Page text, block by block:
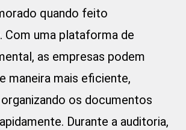
quando feito
Com uma plataforma de
as empresas podem
maneira mais eficiente,
os documentos
Durante a auditoria,